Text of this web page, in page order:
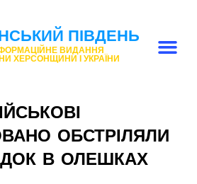
ПІВДЕНЬ
ВИДАННЯ
ХЕРСОНЩИНИ І УКРАЇНИ
ОБСТРІЛЯЛИ
В ОЛЕШКАХ